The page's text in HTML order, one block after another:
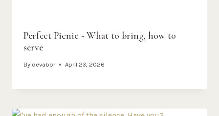
Perfect Picnic - What to bring, how to
serve
By devabor April 23, 2026